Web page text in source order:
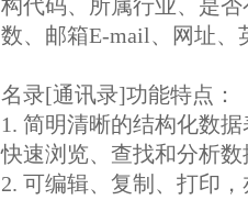
构代码、所属行业、是
数、邮箱E-mail、网址、
名录[通讯录]功能特点：
1. 简明清晰的结构化数
快速浏览、查找和分析数
2. 可编辑、复制、打印